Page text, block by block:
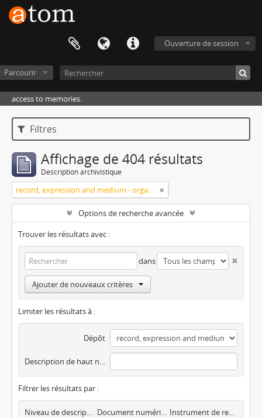
Ouverture de session
Parcourir
access to memories.
Filtres
Affichage de 404 résultats
Description archivistique
record, expression and medium - organization
Options de recherche avancée
Trouver les résultats avec :
dans
Ajouter de nouveaux critères
Limiter les résultats à :
Dépôt
Description de haut niveau
Filtrer les résultats par :
Niveau de description Document numérique disponible Instrument de recherche